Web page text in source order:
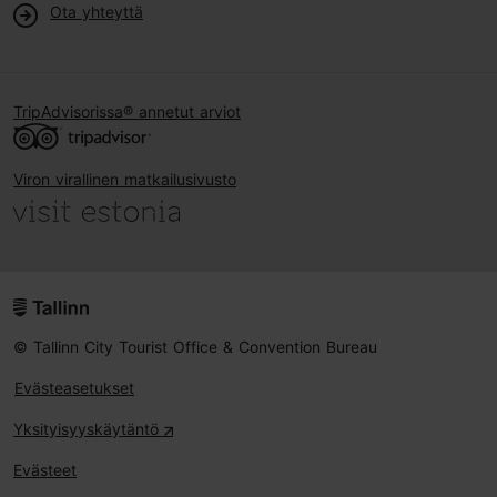
Ota yhteyttä
TripAdvisorissa® annetut arviot
Viron virallinen matkailusivusto
© Tallinn City Tourist Office & Convention Bureau
Evästeasetukset
Yksityisyyskäytäntö
Evästeet